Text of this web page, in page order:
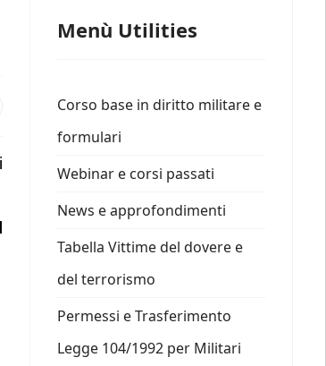
Menù Utilities
Corso base in diritto militare e
formulari
Webinar e corsi passati
News e approfondimenti
Tabella Vittime del dovere e
del terrorismo
Permessi e Trasferimento
Legge 104/1992 per Militari